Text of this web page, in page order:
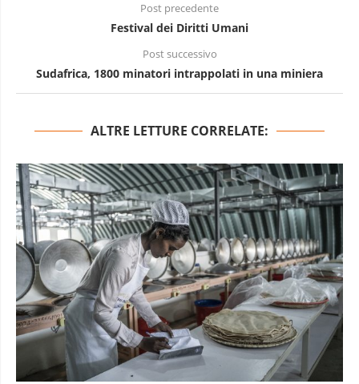
Post precedente
Festival dei Diritti Umani
Post successivo
Sudafrica, 1800 minatori intrappolati in una miniera
ALTRE LETTURE CORRELATE: